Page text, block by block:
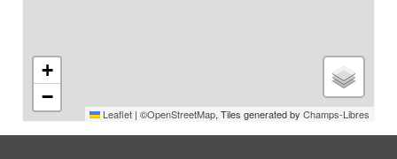
+
−
Leaflet | ©OpenStreetMap, Tiles generated by Champs-Libres